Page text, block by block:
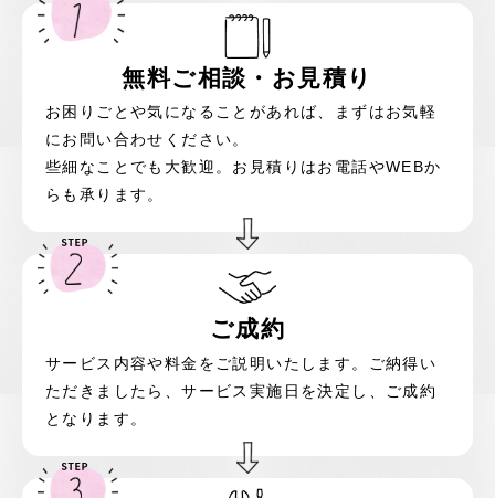
無料ご相談 ・ お見積り
お困りごとや気になることがあれば、まずはお気軽
にお問い合わせください。
些細なことでも大歓迎。お見積りはお電話やWEBか
らも承ります。
ご成約
サービス内容や料金をご説明いたします。ご納得い
ただきましたら、サービス実施日を決定し、ご成約
となります。